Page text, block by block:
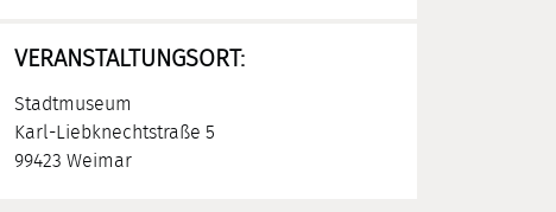
VERANSTALTUNGSORT:
Stadtmuseum
Karl-Liebknechtstraße 5
99423 Weimar